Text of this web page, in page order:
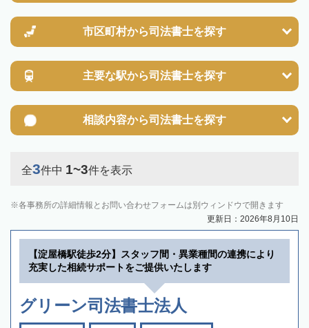
市区町村から司法書士を探す
主要な駅から司法書士を探す
相談内容から司法書士を探す
全3件中 1~3件を表示
各事務所の詳細情報とお問い合わせフォームは別ウィンドウで開きます
更新日：2026年8月10日
【淀屋橋駅徒歩2分】スタッフ間・異業種間の連携により
充実した相続サポートをご提供いたします
グリーン司法書士法人